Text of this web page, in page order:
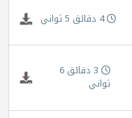
4 دقائق 5 ثواني
3 دقائق 6
ثواني